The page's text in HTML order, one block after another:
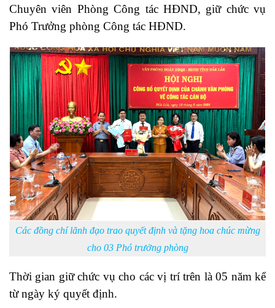
Chuyên viên Phòng Công tác HĐND, giữ chức vụ
Phó Trưởng phòng Công tác HĐND.
Các đồng chí lãnh đạo trao quyết định và tặng hoa chúc mừng
cho 03 Phó trưởng phòng
Thời gian giữ chức vụ cho các vị trí trên là 05 năm kể
từ ngày ký quyết định.